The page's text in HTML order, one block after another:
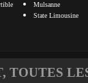
Mulsanne
State Limousine
TOUTES